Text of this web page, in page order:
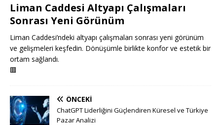
Liman Caddesi Altyapı Çalışmaları
Sonrası Yeni Görünüm
Liman Caddesi’ndeki altyapı çalışmaları sonrası yeni görünüm
ve gelişmeleri keşfedin. Dönüşümle birlikte konfor ve estetik bir
ortam sağlandı.
🟥
ÖNCEKI
ChatGPT Liderliğini Güçlendiren Küresel ve Türkiye
Pazar Analizi